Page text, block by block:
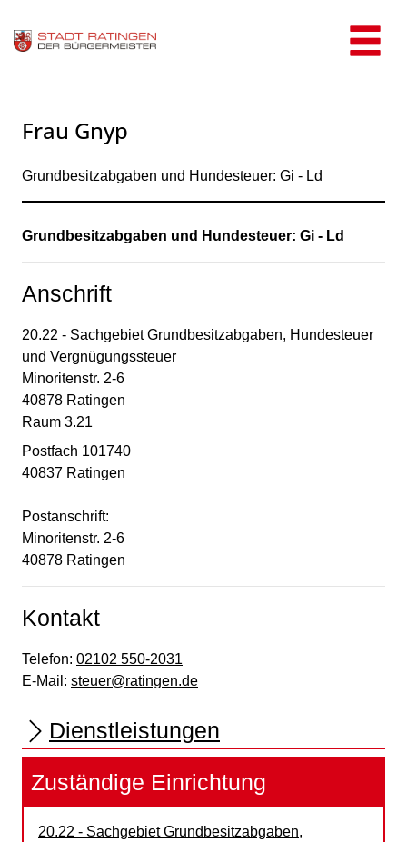
Frau Gnyp
Grundbesitzabgaben und Hundesteuer: Gi - Ld
Beschreibung
Grundbesitzabgaben und Hundesteuer: Gi - Ld
Anschrift
20.22 - Sachgebiet Grundbesitzabgaben, Hundesteuer
und Vergnügungssteuer
Minoritenstr. 2-6
40878 Ratingen
Raum 3.21
Postfach 101740
40837 Ratingen
Postanschrift:
Minoritenstr. 2-6
40878 Ratingen
Kontakt
Telefon: 02102 550-2031
E-Mail: steuer@ratingen.de
Dienstleistungen
Zuständige Einrichtung
20.22 - Sachgebiet Grundbesitzabgaben,